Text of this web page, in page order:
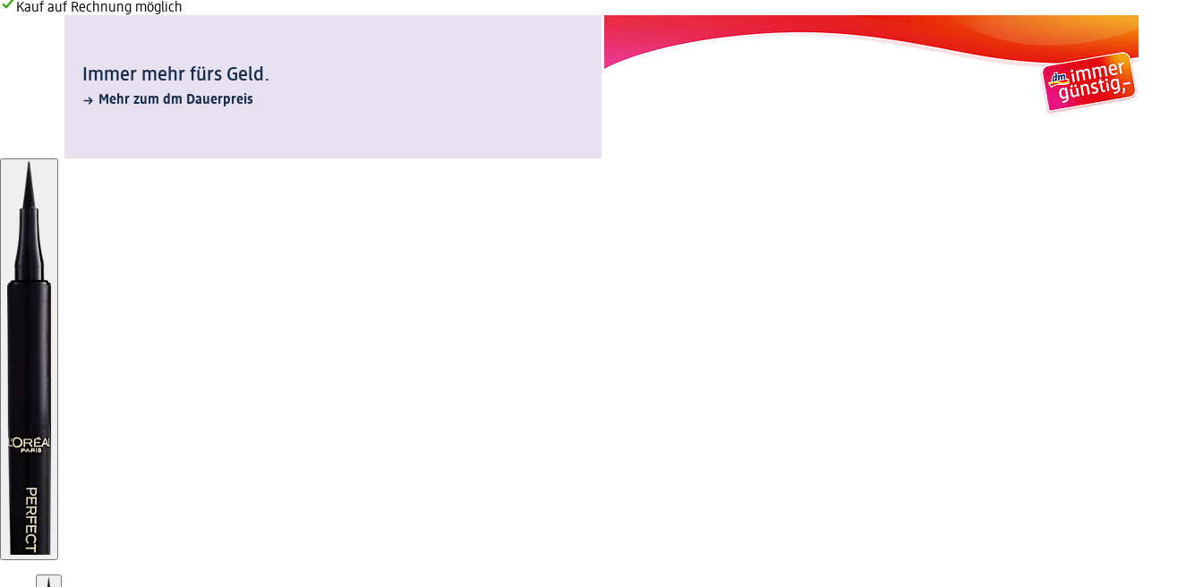
Kauf auf Rechnung möglich
Immer mehr fürs Geld.
Mehr zum dm Dauerpreis